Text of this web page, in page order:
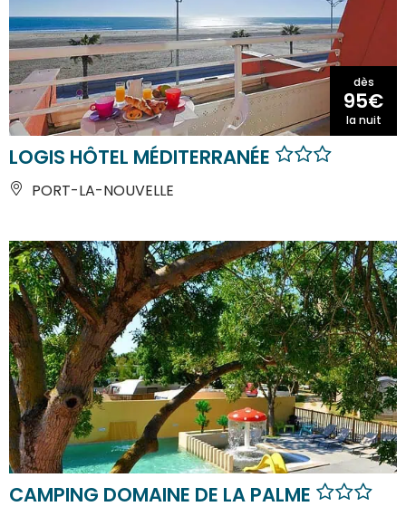
dès
95€
la nuit
LOGIS HÔTEL MÉDITERRANÉE
PORT-LA-NOUVELLE
CAMPING DOMAINE DE LA PALME